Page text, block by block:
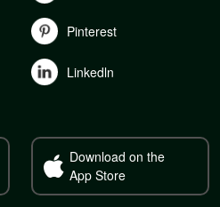
Pinterest
Linkedln
Download on the
App Store